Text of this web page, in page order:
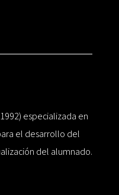
especializada en
el desarrollo del
del alumnado.